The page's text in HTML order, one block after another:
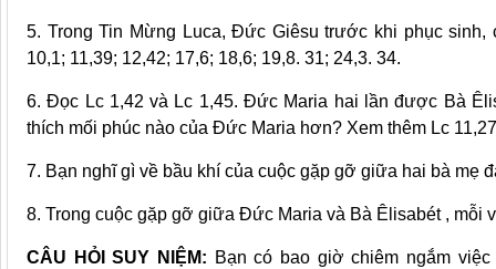
5. Trong Tin Mừng Luca, Đức Giêsu trước khi phục
10,1; 11,39; 12,42; 17,6; 18,6; 19,8. 31; 24,3. 34.
6. Đọc Lc 1,42 và Lc 1,45. Đức Maria hai lần được Bà
thích mối phúc nào của Đức Maria hơn? Xem thêm Lc
7. Bạn nghĩ gì về bầu khí của cuộc gặp gỡ giữa hai bà mẹ
8. Trong cuộc gặp gỡ giữa Đức Maria và Bà Êlisabét , mỗi
CÂU HỎI SUY NIỆM: Bạn có bao giờ chiêm ngắm